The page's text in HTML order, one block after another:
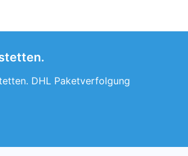
DHL Paketverfolgung